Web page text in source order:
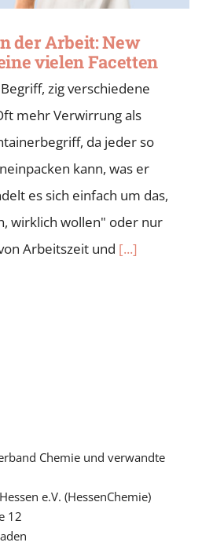
der Arbeit: New
vielen Facetten
zig verschiedene
mehr Verwirrung als
da jeder so
kann, was er
es sich einfach um das,
wirklich wollen" oder nur
Arbeitszeit und [...]
Chemie und verwandte
e.V. (HessenChemie)
12